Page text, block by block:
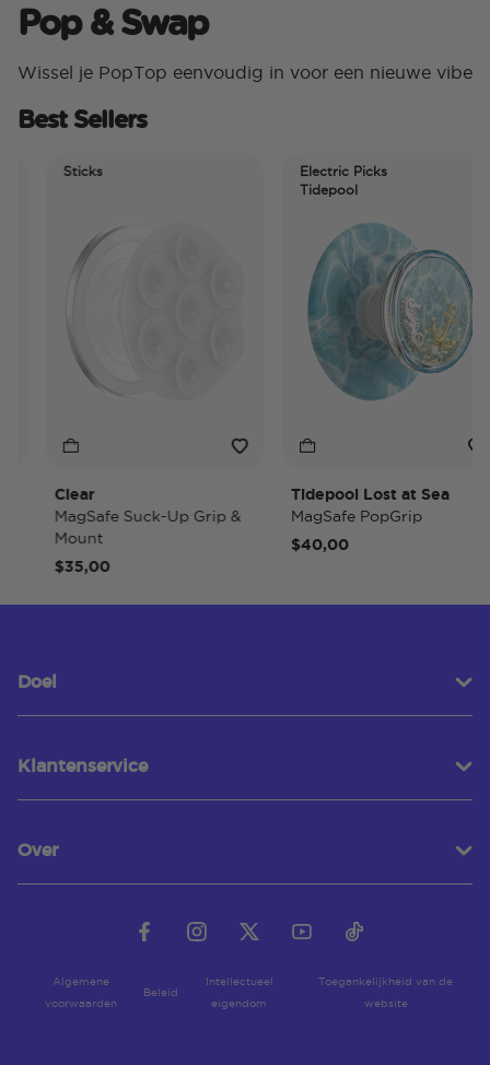
Pop & Swap
Wissel je PopTop eenvoudig in voor een nieuwe vibe
Best Sellers
Sticks
Clear
MagSafe Suck-Up Grip &
Mount
$35,00
Electric Picks
Tidepool
Tidepool Lost at Sea
MagSafe PopGrip
$40,00
Doel
Klantenservice
Over
Algemene
voorwaarden
Beleid
Intellectueel
eigendom
Toegankelijkheid van de
website